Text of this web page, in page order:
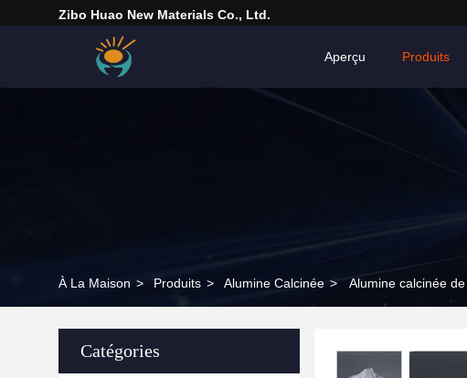
Zibo Huao New Materials Co., Ltd.
Aperçu Produits
À La Maison > Produits > Alumine Calcinée > Alumine calcinée
Catégories